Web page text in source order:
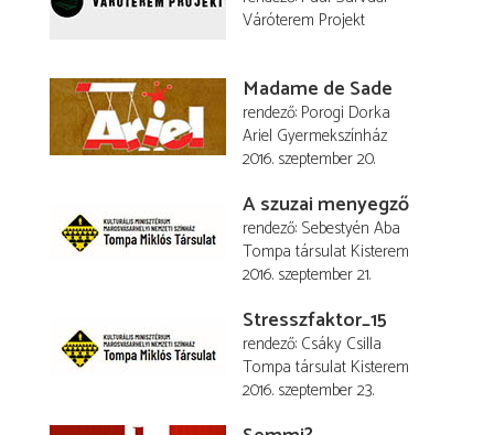
Váróterem Projekt
Madame de Sade
rendező Porogi Dorka
Ariel Gyermekszínház
2016. szeptember 20.
A szuzai menyegző
rendező Sebestyén Aba
Tompa társulat Kisterem
2016. szeptember 21.
Stresszfaktor_15
rendező Csáky Csilla
Tompa társulat Kisterem
2016. szeptember 23.